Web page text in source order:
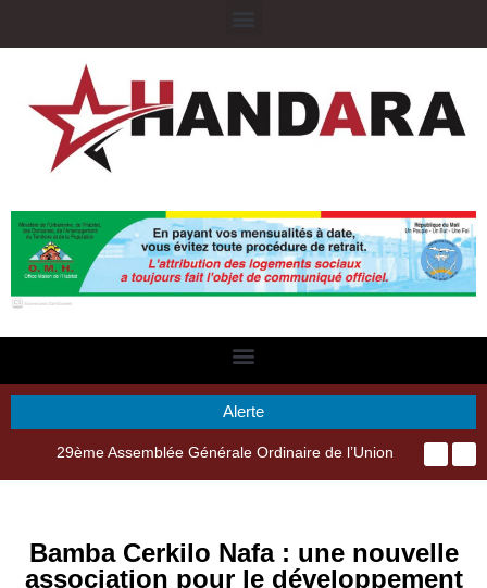
Alerte
29ème Assemblée Générale Ordinaire de l’Union Nyèsigiso : L’encours total des dépôts des membres passé de 18 milliards en 2024 à 21 milliards en 2025
Bamba Cerkilo Nafa : une nouvelle
association pour le développement